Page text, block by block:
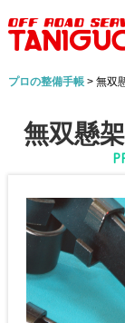
プロの整備手帳> 無双
無双懸